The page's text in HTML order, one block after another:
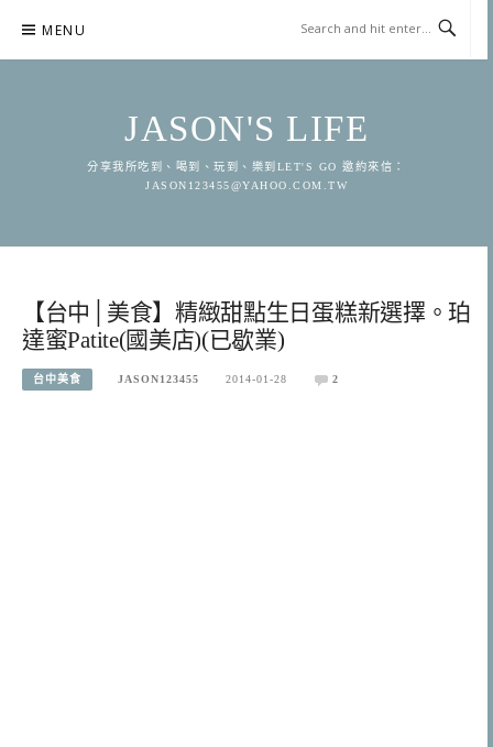
content
MENU
JASON'S LIFE
分享我所吃到、喝到、玩到、樂到LET'S GO 邀約來信：
JASON123455@YAHOO.COM.TW
【台中│美食】精緻甜點生日蛋糕新選擇。珀
達蜜Patite(國美店)(已歇業)
台中美食 JASON123455 2014-01-28 2